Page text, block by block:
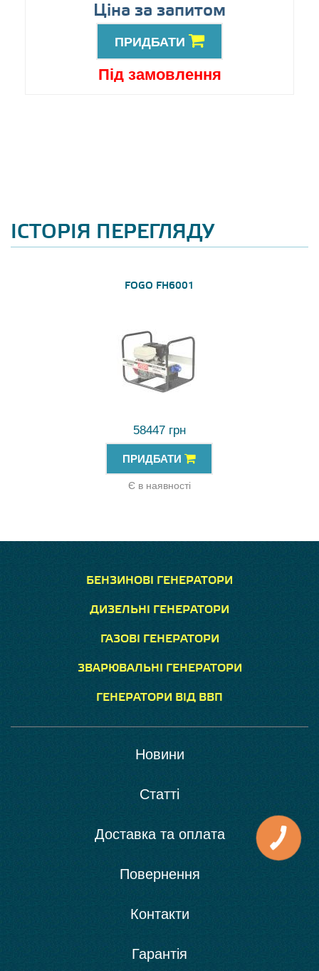
Ціна за запитом
ПРИДБАТИ
Під замовлення
ІСТОРІЯ ПЕРЕГЛЯДУ
FOGO FH6001
58447 грн
ПРИДБАТИ
Є в наявності
БЕНЗИНОВІ ГЕНЕРАТОРИ
ДИЗЕЛЬНІ ГЕНЕРАТОРИ
ГАЗОВІ ГЕНЕРАТОРИ
ЗВАРЮВАЛЬНІ ГЕНЕРАТОРИ
ГЕНЕРАТОРИ ВІД ВВП
Новини
Статті
Доставка та оплата
Повернення
Контакти
Гарантія